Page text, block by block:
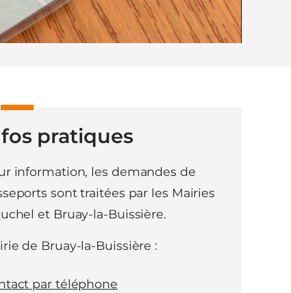
pratiques
information, les demandes de
sont traitées par les Mairies
et Bruay-la-Buissière.
de Bruay-la-Buissière :
par téléphone